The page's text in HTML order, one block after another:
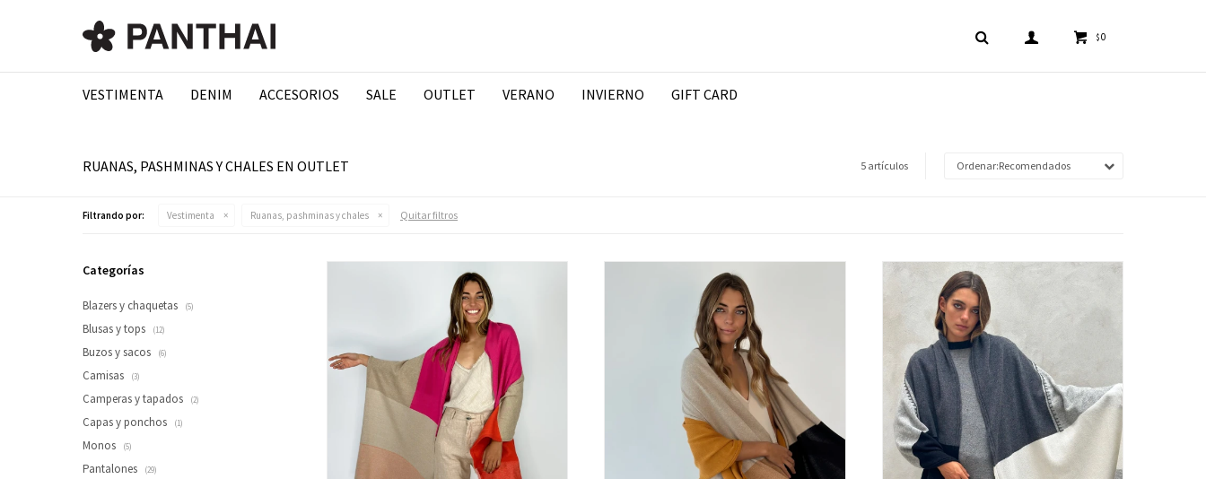
VESTIMENTA DENIM ACCESORIOS SALE OUTLET VERANO INVIERNO GIFT CARD
$0
RUANAS, PASHMINAS Y CHALES EN OUTLET 5 artículos Recomendados
Filtrando por: Vestimenta Ruanas, pashminas y chales Quitar filtros
Categorías
Blazers y chaquetas (5)
Blusas y tops (12)
Buzos y sacos (6)
Camisas (3)
Camperas y tapados (2)
Capas y ponchos (1)
Monos (5)
Pantalones (29)